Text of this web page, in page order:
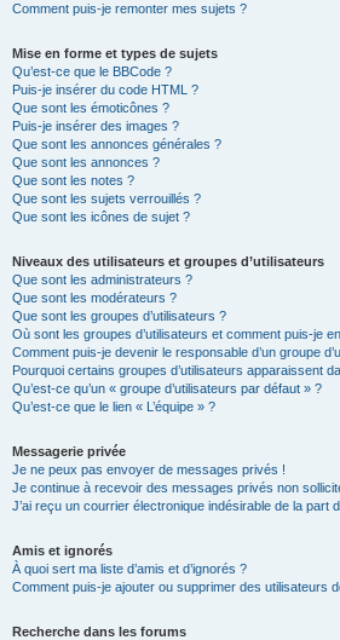
Comment puis-je remonter mes sujets ?
Mise en forme et types de sujets
Qu’est-ce que le BBCode ?
Puis-je insérer du code HTML ?
Que sont les émoticônes ?
Puis-je insérer des images ?
Que sont les annonces générales ?
Que sont les annonces ?
Que sont les notes ?
Que sont les sujets verrouillés ?
Que sont les icônes de sujet ?
Niveaux des utilisateurs et groupes d’utilisateurs
Que sont les administrateurs ?
Que sont les modérateurs ?
Que sont les groupes d’utilisateurs ?
Où sont les groupes d’utilisateurs et comment puis-je
Comment puis-je devenir le responsable d’un groupe
Pourquoi certains groupes d’utilisateurs apparaissent
Qu’est-ce qu’un « groupe d’utilisateurs par défaut » ?
Qu’est-ce que le lien « L’équipe » ?
Messagerie privée
Je ne peux pas envoyer de messages privés !
Je continue à recevoir des messages privés non
J’ai reçu un courrier électronique indésirable de la part
Amis et ignorés
À quoi sert ma liste d’amis et d’ignorés ?
Comment puis-je ajouter ou supprimer des utilisateurs
Recherche dans les forums